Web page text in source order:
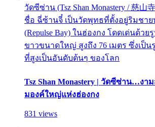
วัดซีซ่าน (Tsz Shan Monastery / 慈
ชื่อ ฉี่ซ้านจี๋ เป็นวัดพุทธที่ตั้งอยู่ริมชาย
(Repulse Bay) ในฮ่องกง โดดเด่นด้ว
ขาวขนาดใหญ่ สูงถึง 76 เมตร ซึ่งเป็
ที่สูงเป็นอันดับต้นๆ ของโลก
Tsz Shan Monastery | วัดซีซ่าน…งา
มองค์ใหญ่แห่งฮ่องกง
831 views